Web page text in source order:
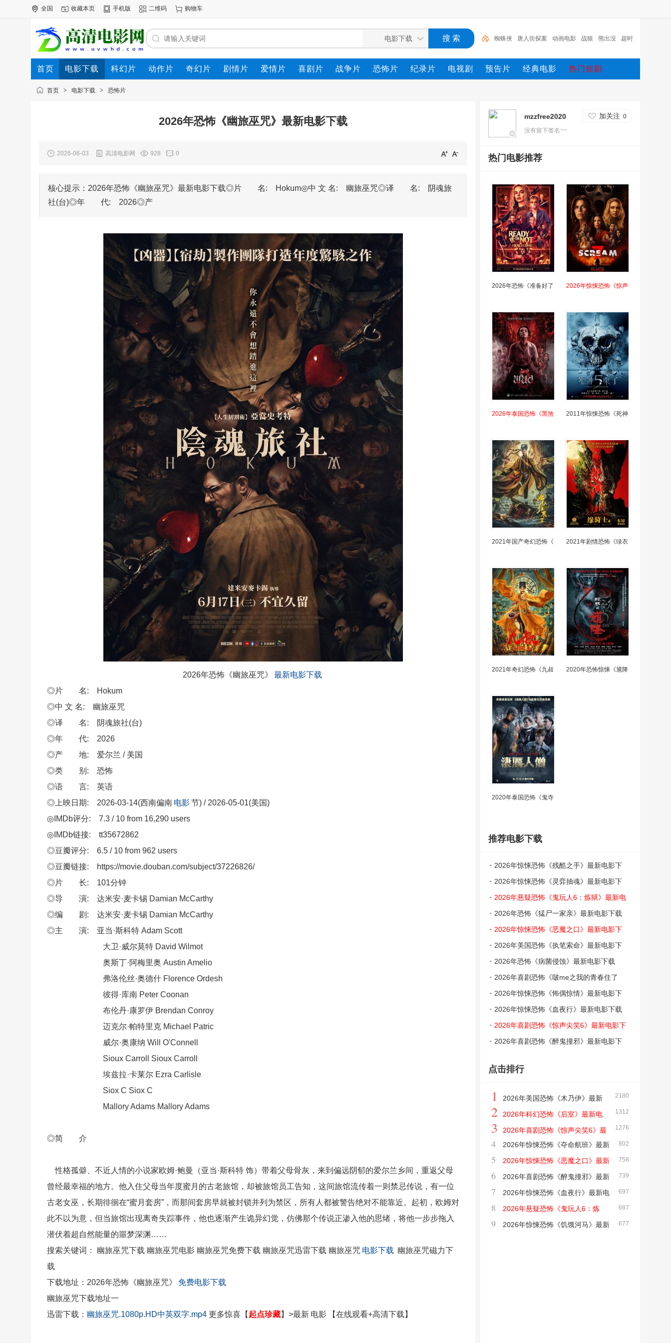
全国 收藏本页 手机版 二维码 购物车
蜘蛛侠 唐人街探案 动画电影 战狼 熊出没 超时
空 哥斯拉 重生 冰雪奇缘2 斗罗大陆
首页 电影下载 科幻片 动作片 奇幻片 剧情片 爱情片 喜剧片 战争片 恐怖片 纪录片 电视剧 预告片 经典电影 热门短剧
电影专题 下载帮助
首页 > 电影下载 > 恐怖片
2026年恐怖《幽旅巫咒》最新电影下载
2026-06-03 高清电影网 928 0
核心提示：2026年恐怖《幽旅巫咒》最新电影下载◎片 名: Hokum◎中 文 名: 幽旅巫咒◎译 名: 阴魂旅
社(台)◎年 代: 2026◎产
2026年恐怖《幽旅巫咒》
最新电影下载
◎片 名: Hokum
◎中 文 名: 幽旅巫咒
◎译 名: 阴魂旅社(台)
◎年 代: 2026
◎产 地: 爱尔兰 / 美国
◎类 别: 恐怖
◎语 言: 英语
◎上映日期: 2026-03-14(西南偏南 电影节) / 2026-05-01(美国)
◎IMDb评分: 7.3 / 10 from 16,290 users
◎IMDb链接: tt35672862
◎豆瓣评分: 6.5 / 10 from 962 users
◎豆瓣链接: https://movie.douban.com/subject/37226826/
◎片 长: 101分钟
◎导 演: 达米安·麦卡锡 Damian McCarthy
◎编 剧: 达米安·麦卡锡 Damian McCarthy
◎主 演: 亚当·斯科特 Adam Scott
大卫·威尔莫特 David Wilmot
奥斯丁·阿梅里奥 Austin Amelio
弗洛伦丝·奥德什 Florence Ordesh
彼得·库南 Peter Coonan
布伦丹·康罗伊 Brendan Conroy
迈克尔·帕特里克 Michael Patric
威尔·奥康纳 Will O'Connell
Sioux Carroll Sioux Carroll
埃兹拉·卡莱尔 Ezra Carlisle
Siox C Siox C
Mallory Adams Mallory Adams
◎简 介
性格孤僻、不近人情的小说家欧姆·鲍曼（亚当·斯科特 饰）带着父母骨灰，来到偏远阴郁的爱尔兰乡间，重返父母
曾经最幸福的地方。他入住父母当年度蜜月的古老旅馆，却被旅馆员工告知，这间旅馆流传着一则禁忌传说，有一位
古老女巫，长期徘徊在“蜜月套房”，而那间套房早就被封锁并列为禁区，所有人都被警告绝对不能靠近。起初，欧姆对
此不以为意，但当旅馆出现离奇失踪事件，他也逐渐产生诡异幻觉，仿佛那个传说正渗入他的思绪，将他一步步拖入
潜伏着超自然能量的噩梦深渊……
搜索关键词： 幽旅巫咒下载 幽旅巫咒电影 幽旅巫咒免费下载 幽旅巫咒迅雷下载 幽旅巫咒 电影下载 幽旅巫咒磁力下
载
下载地址：2026年恐怖《幽旅巫咒》
免费电影下载
幽旅巫咒下载地址一
迅雷下载： 幽旅巫咒.1080p.HD中英双字.mp4 更多惊喜【 起点珍藏】>最新 电影 【在线观看+高清下载】
mzzfree2020 加关注 0
没有留下签名~~
热门电影推荐
2026年恐怖《准备好了 2026年惊悚恐怖《惊声
2026年泰国恐怖《黑煞 2011年惊悚恐怖《死神
2021年国产奇幻恐怖《 2021年剧情恐怖《绿衣
2021年奇幻恐怖《九叔 2020年恐怖惊悚《馗降
2020年泰国恐怖《鬼寺
推荐电影下载
2026年惊悚恐怖《残酷之手》最新电影下
载
2026年惊悚恐怖《灵弈抽魂》最新电影下
载
2026年悬疑恐怖《鬼玩人6：炼狱》最新电
影下载
2026年恐怖《猛尸一家亲》最新电影下载
2026年惊悚恐怖《恶魔之口》最新电影下
载
2026年美国恐怖《执笔索命》最新电影下
载
2026年恐怖《病菌侵蚀》最新电影下载
2026年喜剧恐怖《啵me之我的青春住了
鬼》最新电影下载
2026年惊悚恐怖《怖偶惊情》最新电影下
载
2026年惊悚恐怖《血夜行》最新电影下载
2026年喜剧恐怖《惊声尖笑6》最新电影下
载
2026年喜剧恐怖《醉鬼撞邪》最新电影下
点击排行
2180
1
2026年美国恐怖《木乃伊》最新
电影下载
1312
2
2026年科幻恐怖《后室》最新电
影下载
1276
3
2026年喜剧恐怖《惊声尖笑6》最
新电影下载
802
4
2026年惊悚恐怖《夺命航班》最新
电影下载
758
5
2026年惊悚恐怖《恶魔之口》最新
电影下载
739
6
2026年喜剧恐怖《醉鬼撞邪》最新
电影下载
697
7
2026年惊悚恐怖《血夜行》最新电
影下载
687
8
2026年悬疑恐怖《鬼玩人6：炼
狱》最新电影下载
677
9
2026年惊悚恐怖《饥饿河马》最新